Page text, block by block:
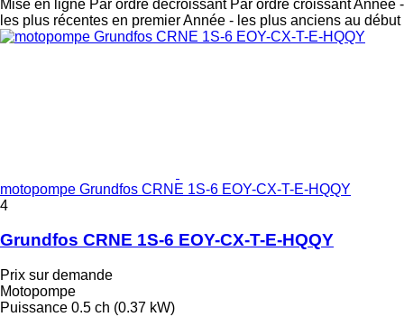
Mise en ligne Par ordre décroissant Par ordre croissantAnnée -
les plus récentes en premierAnnée - les plus anciens au début
motopompe Grundfos CRNE 1S-6 EOY-CX-T-E-HQQY
4
Grundfos CRNE 1S-6 EOY-CX-T-E-HQQY
Prix sur demande
Motopompe
Puissance 0.5 ch (0.37 kW)